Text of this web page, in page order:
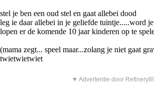
stel je ben een oud stel en gaat allebei dood
leg ie daar allebei in je geliefde tuintje.....word
lopen er de komende 10 jaar kinderen op te
(mama zegt... speel maar...zolang je niet gaat
twietwietwiet
▼ Advertentie door